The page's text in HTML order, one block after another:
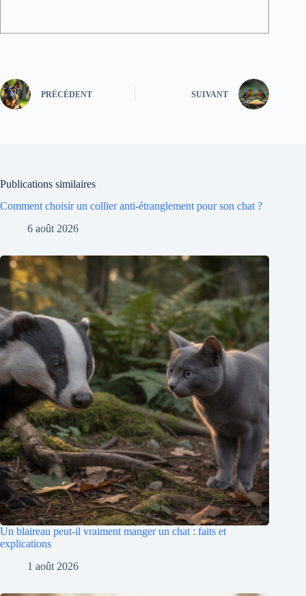
PRÉCÉDENT SUIVANT
Publications similaires
Comment choisir un collier anti-étranglement pour son chat ?
6 août 2026
Un blaireau peut-il vraiment manger un chat : faits et
explications
1 août 2026